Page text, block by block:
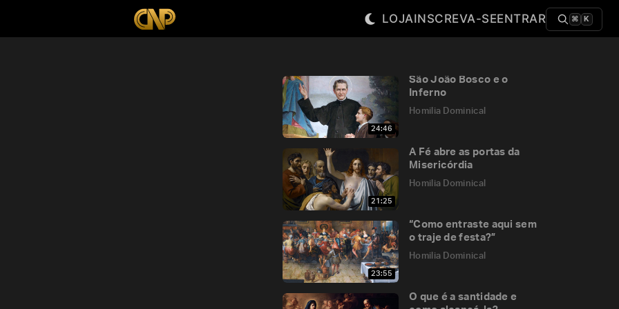
LOJAINSCREVA-SEENTRAR ⌘ K
24:46
São João Bosco e o
Inferno
Homilia Dominical
21:25
A Fé abre as portas da
Misericórdia
Homilia Dominical
23:55
“Como entraste aqui sem
o traje de festa?”
Homilia Dominical
O que é a santidade e